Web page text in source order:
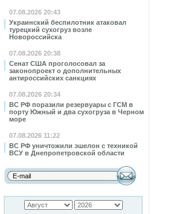
07.08.2026 20:43
Украинский беспилотник атаковал
турецкий сухогруз возле
Новороссийска
07.08.2026 20:38
Сенат США проголосовал за
законопроект о дополнительных
антироссийских санкциях
07.08.2026 20:34
ВС РФ поразили резервуары с ГСМ в
порту Южный и два сухогруза в Черном
море
07.08.2026 11:22
ВС РФ уничтожили эшелон с техникой
ВСУ в Днепропетровской области